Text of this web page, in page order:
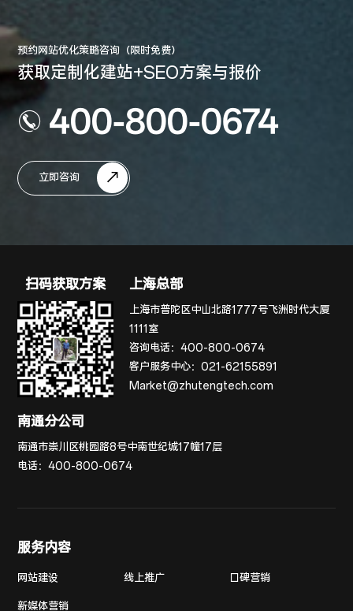
预约网站优化策略咨询（限时免费）
获取定制化建站+SEO方案与报价
400-800-0674
立即咨询
扫码获取方案 上海总部
上海市普陀区中山北路1777号飞洲时代大厦
1111室
咨询电话：400-800-0674
客户服务中心：021-62155891
Market@zhutengtech.com
南通分公司
南通市崇川区桃园路8号中南世纪城17幢17层
电话：400-800-0674
服务内容
网站建设 线上推广 口碑营销
新媒体营销